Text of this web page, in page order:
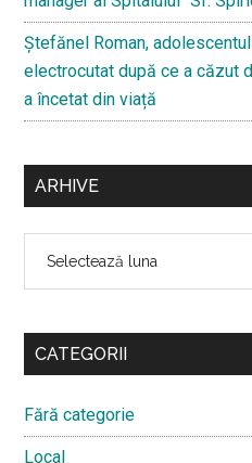
Ştefănel Roman,
electrocutat după ce a căzut
a încetat din viață
ARHIVE
CATEGORII
Fără categorie
Local